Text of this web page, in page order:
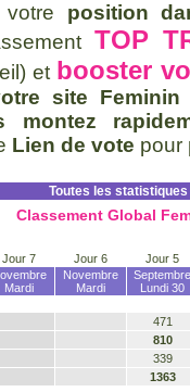
position
TOP
et booster
site
montez
Lien de vote pour
Toutes les statistiques
Classement Global
Jour 7 Jour 6
Jour 5
Mardi
Novembre
Mardi
Septembre
Lundi 30
471
810
339
1363